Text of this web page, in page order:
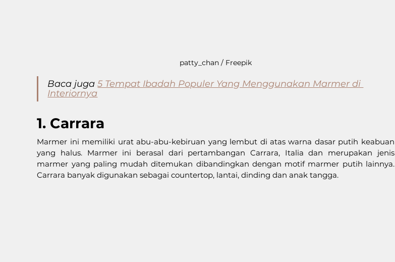
patty_chan / Freepik
Baca juga 5 Tempat Ibadah Populer Yang Menggunakan Marmer di
Interiornya
1. Carrara
Marmer ini memiliki urat abu-abu-kebiruan yang lembut di atas warna dasar putih keabuan
yang halus. Marmer ini berasal dari pertambangan Carrara, Italia dan merupakan jenis
marmer yang paling mudah ditemukan dibandingkan dengan motif marmer putih lainnya.
Carrara banyak digunakan sebagai countertop, lantai, dinding dan anak tangga.